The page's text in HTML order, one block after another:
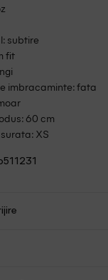
subtire
fit
imbracaminte: fata
60 cm
XS